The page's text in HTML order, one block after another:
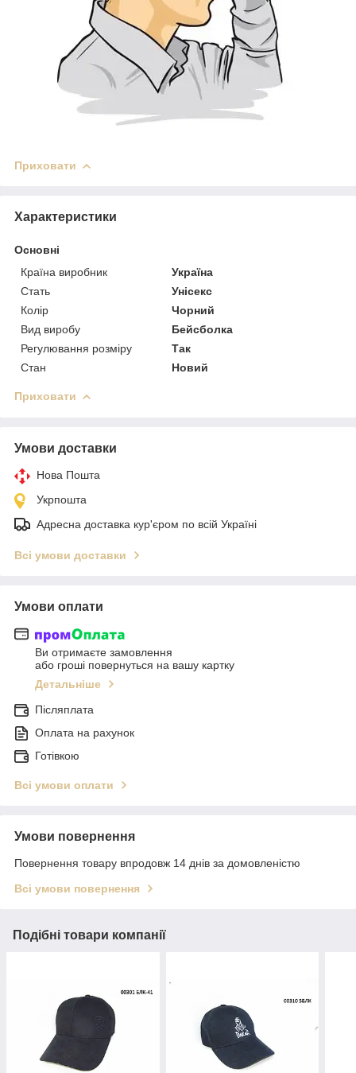
Приховати
Характеристики
Основні
Країна виробник
Україна
Стать
Унісекс
Колір
Чорний
Вид виробу
Бейсболка
Регулювання розміру
Так
Стан
Новий
Приховати
Умови доставки
Нова Пошта
Укрпошта
Адресна доставка кур'єром по всій Україні
Всі умови доставки
Умови оплати
Ви отримаєте замовлення
або гроші повернуться на вашу картку
Детальніше
Післяплата
Оплата на рахунок
Готівкою
Всі умови оплати
Умови повернення
Повернення товару впродовж 14 днів за домовленістю
Всі умови повернення
Подібні товари компанії